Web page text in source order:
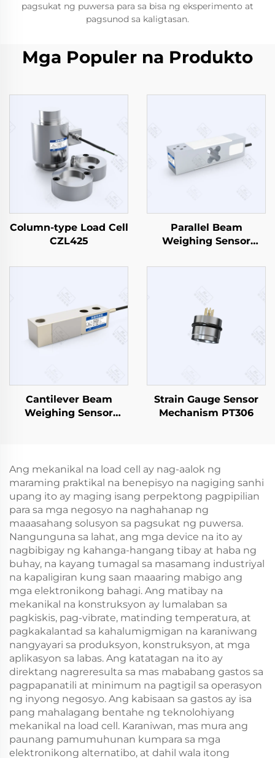
pagsukat ng puwersa para sa bisa ng eksperimento at
pagsunod sa kaligtasan.
Mga Populer na Produkto
Column-type Load Cell
CZL425
Parallel Beam
Weighing Sensor
Cantilever Beam
Weighing Sensor
Strain Gauge Sensor
Mechanism PT306
Ang mekanikal na load cell ay nag-aalok ng
maraming praktikal na benepisyo na nagiging sanhi
upang ito ay maging isang perpektong pagpipilian
para sa mga negosyo na naghahanap ng
maaasahang solusyon sa pagsukat ng puwersa.
Nangunguna sa lahat, ang mga device na ito ay
nagbibigay ng kahanga-hangang tibay at haba ng
buhay, na kayang tumagal sa masamang industriyal
na kapaligiran kung saan maaaring mabigo ang
mga elektronikong bahagi. Ang matibay na
mekanikal na konstruksyon ay lumalaban sa
pagkiskis, pag-vibrate, matinding temperatura, at
pagkakalantad sa kahalumigmigan na karaniwang
nangyayari sa produksyon, konstruksyon, at mga
aplikasyon sa labas. Ang katatagan na ito ay
direktang nagreresulta sa mas mababang gastos sa
pagpapanatili at minimum na pagtigil sa operasyon
ng inyong negosyo. Ang kabisaan sa gastos ay isa
pang mahalagang bentahe ng teknolohiyang
mekanikal na load cell. Karaniwan, mas mura ang
paunang pamumuhunan kumpara sa mga
elektronikong alternatibo, at dahil wala itong